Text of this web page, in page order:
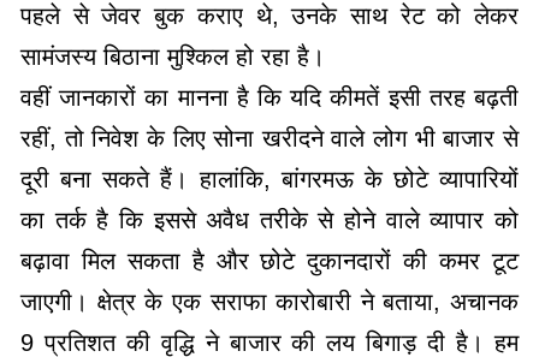
पहले से जेवर बुक कराए थे, उनके साथ रेट को लेकर
सामंजस्य बिठाना मुश्किल हो रहा है।
वहीं जानकारों का मानना है कि यदि कीमतें इसी तरह बढ़ती
रहीं, तो निवेश के लिए सोना खरीदने वाले लोग भी बाजार से
दूरी बना सकते हैं। हालांकि, बांगरमऊ के छोटे व्यापारियों
का तर्क है कि इससे अवैध तरीके से होने वाले व्यापार को
बढ़ावा मिल सकता है और छोटे दुकानदारों की कमर टूट
जाएगी। ​क्षेत्र के एक सराफा कारोबारी ने बताया, अचानक
9 प्रतिशत की वृद्धि ने बाजार की लय बिगाड़ दी है। हम